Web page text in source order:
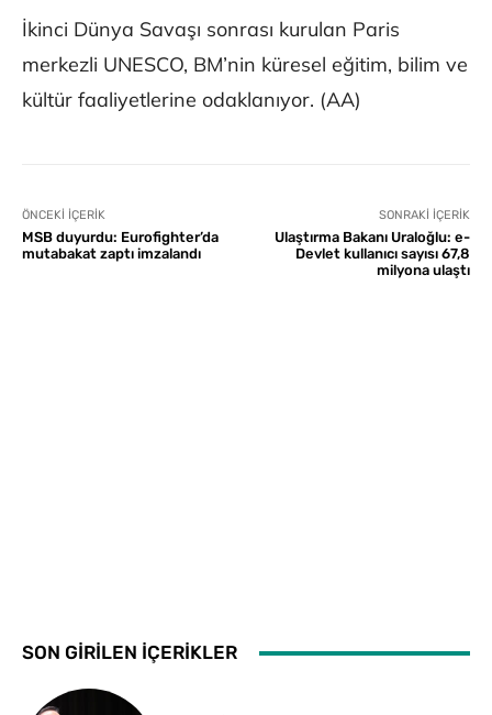
İkinci Dünya Savaşı sonrası kurulan Paris
merkezli UNESCO, BM’nin küresel eğitim, bilim ve
kültür faaliyetlerine odaklanıyor. (AA)
ÖNCEKI İÇERIK
MSB duyurdu: Eurofighter’da
mutabakat zaptı imzalandı
SONRAKI İÇERIK
Ulaştırma Bakanı Uraloğlu: e-
Devlet kullanıcı sayısı 67,8
milyona ulaştı
SON GİRİLEN İÇERİKLER